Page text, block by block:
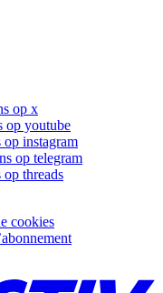
op x
op youtube
op instagram
op telegram
threads
cookies